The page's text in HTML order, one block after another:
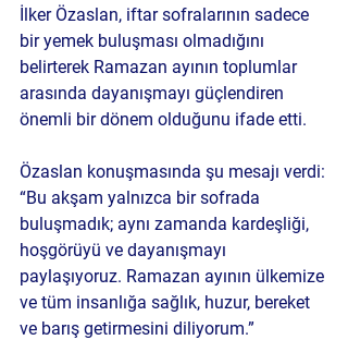
İlker Özaslan, iftar sofralarının sadece
bir yemek buluşması olmadığını
belirterek Ramazan ayının toplumlar
arasında dayanışmayı güçlendiren
önemli bir dönem olduğunu ifade etti.
Özaslan konuşmasında şu mesajı verdi:
“Bu akşam yalnızca bir sofrada
buluşmadık; aynı zamanda kardeşliği,
hoşgörüyü ve dayanışmayı
paylaşıyoruz. Ramazan ayının ülkemize
ve tüm insanlığa sağlık, huzur, bereket
ve barış getirmesini diliyorum.”